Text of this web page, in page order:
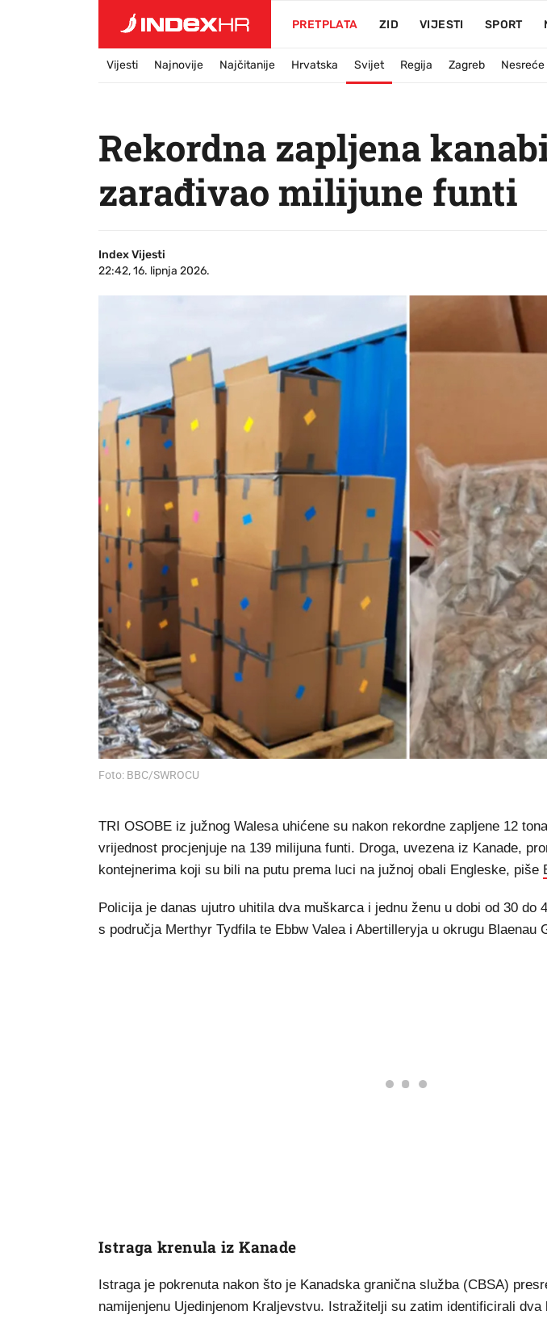
PRETPLATA ZID VIJESTI SPORT
Vijesti Najnovije Najčitanije Hrvatska Svijet Regija Zagreb Nesreće
Rekordna zapljena
zarađivao milijune funti
Index Vijesti
22:42, 16. lipnja 2026.
Foto: BBC/SWROCU
TRI OSOBE iz južnog Walesa uhićene su nakon rekordne zapljene 12
vrijednost procjenjuje na 139 milijuna funti. Droga, uvezena iz Kanade,
kontejnerima koji su bili na putu prema luci na južnoj obali Engleske, piše
Policija je danas ujutro uhitila dva muškarca i jednu ženu u dobi od 30 do
s područja Merthyr Tydfila te Ebbw Valea i Abertilleryja u okrugu Blaenau
Istraga krenula iz Kanade
Istraga je pokrenuta nakon što je Kanadska granična služba (CBSA)
namijenjenu Ujedinjenom Kraljevstvu. Istražitelji su zatim identificirali dva